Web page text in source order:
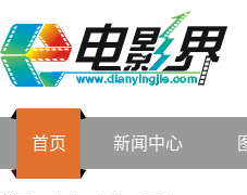
首页 新闻中心